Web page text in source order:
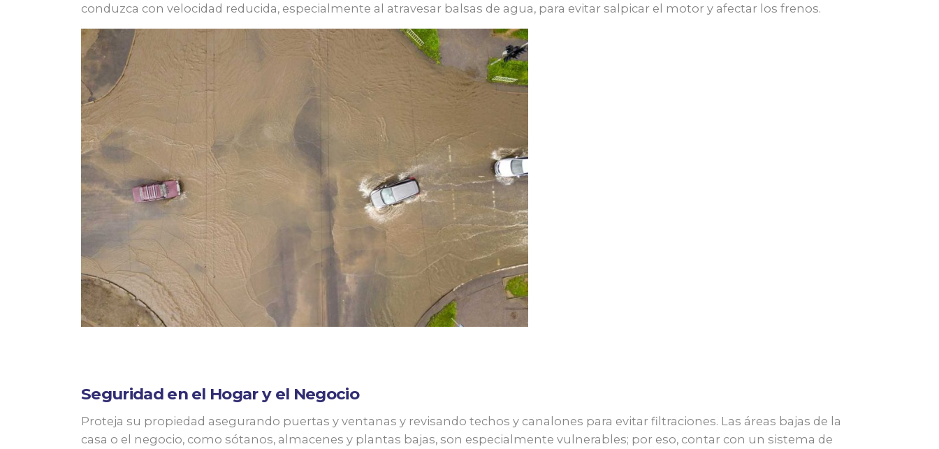
conduzca con velocidad reducida, especialmente al atravesar balsas de agua, para evitar salpicar el motor y afectar los frenos.
Seguridad en el Hogar y el Negocio
Proteja su propiedad asegurando puertas y ventanas y revisando techos y canalones para evitar filtraciones. Las áreas bajas de la
casa o el negocio, como sótanos, almacenes y plantas bajas, son especialmente vulnerables; por eso, contar con un sistema de